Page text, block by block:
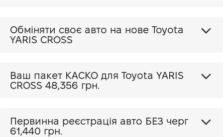
Обміняти своє авто на нове Toyota
YARIS CROSS
Ваш пакет КАСКО для Toyota YARIS
CROSS 48,356 грн.
Первинна реєстрація авто БЕЗ черг
61,440 грн.